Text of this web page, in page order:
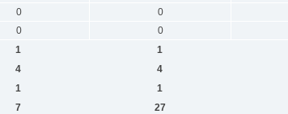
0 0
0 0
1 1
4 4
1 1
7 27